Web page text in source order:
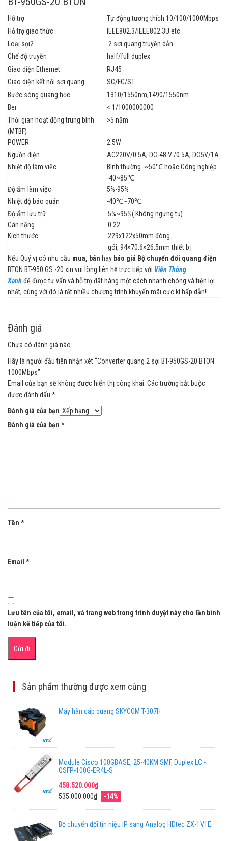
Hỗ trợ
Tự động tương thích 10/100/1000Mbps
Hỗ trợ giao thức
IEEE802.3/IEEE802.3U etc.
Loại sợi2
2 sợi quang truyền dẫn
Chế độ truyền
half/full duplex
Giao diện Ethernet
RJ45
Giao diện kết nối sợi quang
SC/FC/ST
Bước sóng quang học
1310/1550nm,1490/1550nm
Ber
< 1/1000000000
Thời gian hoạt động trung bình
(MTBF)
>5 năm
POWER
2.5W
Nguồn điện
AC220V/0.5A, DC-48 V /0.5A, DC5V/1A
Nhiệt độ làm việc
Bình thường -~50℃ hoặc Công nghiệp
-40~85℃
Độ ẩm làm việc
5%-95%
Nhiệt độ bảo quản
-40℃~70℃
Độ ẩm lưu trữ
5%~95%( Không ngưng tụ)
Cân nặng
0.22
Kích thước
229x122x50mm đóng
gói, 94×70.6×26.5mm thiết bị
Nếu Quý vị có nhu cầu mua, bán hay báo giá Bộ chuyển đổi quang điện
BTON BT-950 GS -20 xin vui lòng liên hệ trực tiếp với Viễn Thông
Xanh để được tư vấn và hỗ trợ đặt hàng một cách nhanh chóng và tiện lợi
nhất, cùng với đó là rất nhiều chương trình khuyến mãi cực kì hấp dẫn!!
Đánh giá
Chưa có đánh giá nào.
Hãy là người đầu tiên nhận xét “Converter quang 2 sợi BT-950GS-20 BTON
1000Mbps”
Email của bạn sẽ không được hiển thị công khai. Các trường bắt buộc
được đánh dấu *
Đánh giá của bạn
Đánh giá của bạn *
Tên *
Email *
Lưu tên của tôi, email, và trang web trong trình duyệt này cho lần bình
luận kế tiếp của tôi.
Sản phẩm thường được xem cùng
Máy hàn cáp quang SKYCOM T-307H
Module Cisco 100GBASE, 25-40KM SMF, Duplex LC -
QSFP-100G-ER4L-S
458.520.000₫
535.000.000₫
-14%
Bộ chuyển đổi tín hiệu IP sang Analog HDtec ZX-1V1E